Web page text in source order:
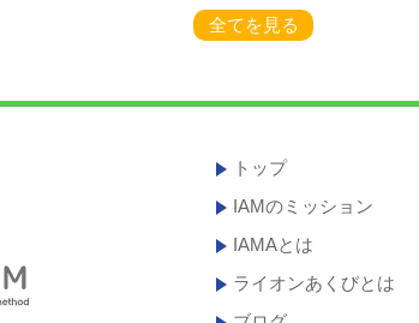
全てを見る
トップ
IAMのミッション
IAMAとは
ライオンあくびとは